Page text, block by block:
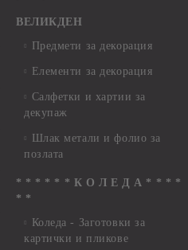
ВЕЛИКДЕН
Предмети за декорация
Елементи за декорация
Салфетки и хартии за
декупаж
Шлак метали и фолио за
позлата
* * * * * * К О Л Е Д А * * * *
* *
Коледа - Заготовки за
картички и пликове